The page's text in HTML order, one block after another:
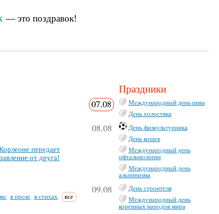
— это поздравок!
пе­ре­да­ет
от дру­га!
, в прозе, в стихах, все
Праздники
07.08
Международный день пива
День холостяка
08.08
День физкультурника
День кошек
Международный день
офтальмологии
Международный день
альпинизма
09.08
День строителя
Международный день
коренных народов мира